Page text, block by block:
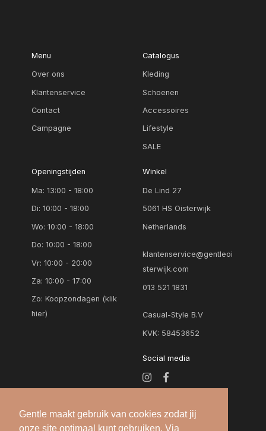
Gentle maakt gebruik van cookies zodat jij
onze site optimaal kunt gebruiken. Via
Menu
Over ons
Klantenservice
Contact
Campagne
Catalogus
Kleding
Schoenen
Accessoires
Lifestyle
SALE
Openingstijden
Ma: 13:00 - 18:00
Di: 10:00 - 18:00
Wo: 10:00 - 18:00
Do: 10:00 - 18:00
Vr: 10:00 - 20:00
Za: 10:00 - 17:00
Zo:Koopzondagen (klik
hier)
Winkel
De Lind 27
5061 HS Oisterwijk
Netherlands
klantenservice@gentleoi
sterwijk.com
013 521 1831
Casual-Style B.V
KVK: 58453652
Social media